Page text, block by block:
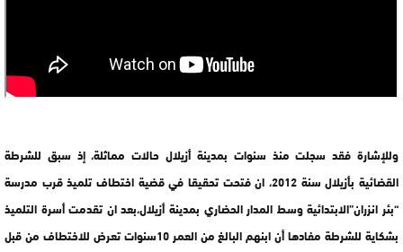
وللإشارة فقد سجلت منذ سنوات بمدينة أزيلال حالات مماثلة، إذ سبق للشرطة
القضائية بأزيلال سنة 2012، ان فتحت تحقيقا في قضية اختطاف تلميذ قرب مدرسة
“بئر انزران”الابتدائية وسط المدار الحضاري بمدينة أزيلال،بعد ان تقدمت أسرة التلميذ
بشكاية للشرطة مفادها أن ابنهم البالغ من العمر 10سنوات تعرض للاختطاف من قبل